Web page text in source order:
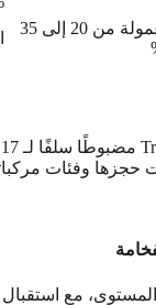
عمولة من 20 إلى 35
وفئات
مع